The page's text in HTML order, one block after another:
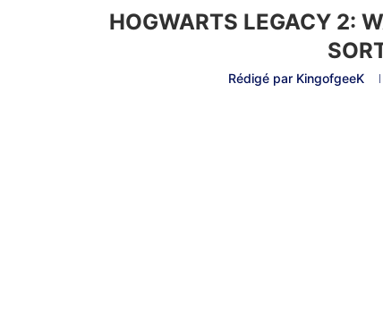
HOGWARTS LEGACY 2:
Rédigé par KingofgeeK